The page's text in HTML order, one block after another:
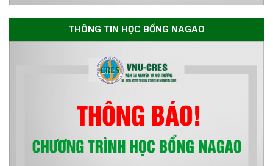
THÔNG TIN HỌC BỔNG NAGAO